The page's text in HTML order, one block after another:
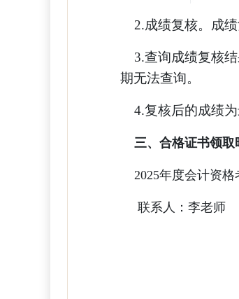
2.成绩复核。成
3.查询成绩复核结
期无法查询。
4.复核后的成绩为
三、合格证书领取
2025年度会计资格
联系人：李老师